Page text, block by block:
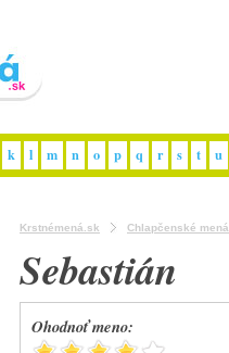
k l m n o p q r s t u
Krstnémená.sk Chlapčenské mená
Sebastián
Ohodnoť meno: